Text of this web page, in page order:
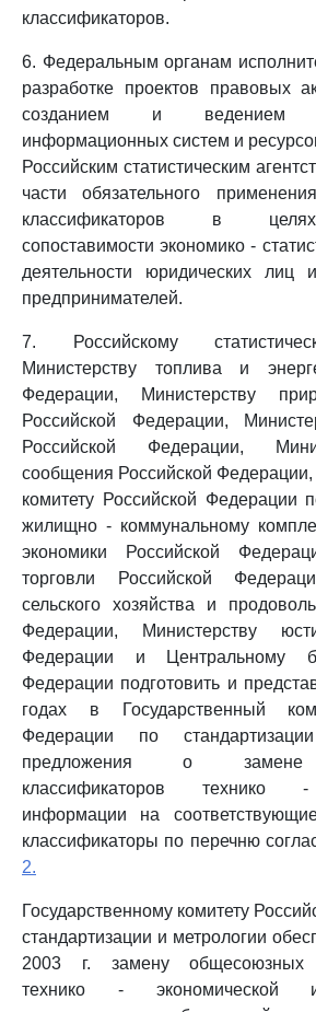
классификаторов.
6. Федеральным органам
разработке проектов правовых
созданием и ведением
информационных систем и
Российским статистическим
части обязательного
классификаторов в
сопоставимости экономико -
деятельности юридических лиц
предпринимателей.
7. Российскому
Министерству топлива и
Федерации, Министерству
Российской Федерации,
Российской Федерации,
сообщения Российской Федерации,
комитету Российской Федерации
жилищно - коммунальному
экономики Российской
торговли Российской
сельского хозяйства и
Федерации, Министерству
Федерации и Центральному
Федерации подготовить и
годах в Государственный
Федерации по
предложения о замене
классификаторов технико -
информации на
классификаторы по перечню
2.
Государственному комитету
стандартизации и метрологии
2003 г. замену общесоюзных
технико - экономической